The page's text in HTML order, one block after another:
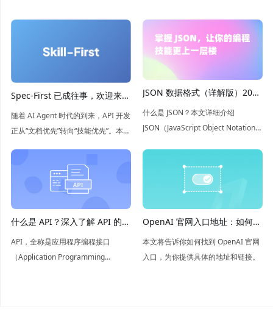
Spec-First 已成往事，欢迎来到
Skill-First 时代
随着 AI Agent 时代的到来，API 开发
正从“文档优先”转向“技能优先”。本文
能，开启 Agent 辅助开发的新范式。
JSON 数据格式（详解版）2026
年最新介绍
什么是 JSON？本文详细介绍
JSON（JavaScript Object Notation）
什么是 API？深入了解 API 的概
念和应用
API，全称是应用程序编程接口
（Application Programming
OpenAI 官网入口地址：如何轻
松找到
本文将告诉你如何找到 OpenAI 官网
入口，为你提供具体的地址和链接。